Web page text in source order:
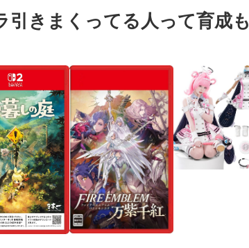
引きまくってる人って育成